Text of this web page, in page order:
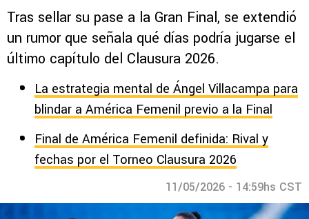
Tras sellar su pase a la Gran Final, se extendió
un rumor que señala qué días podría jugarse el
último capítulo del Clausura 2026.
La estrategia mental de Ángel Villacampa para
blindar a América Femenil previo a la Final
Final de América Femenil definida: Rival y
fechas por el Torneo Clausura 2026
11/05/2026 - 14:59hs CST